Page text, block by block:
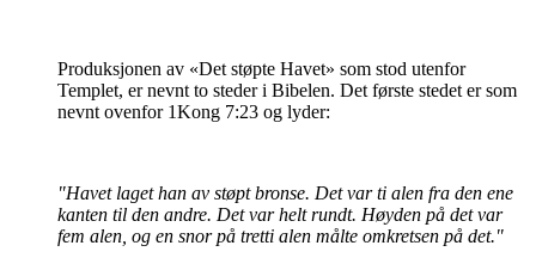
Produksjonen av «Det støpte Havet» som stod utenfor
Templet, er nevnt to steder i Bibelen. Det første stedet er som
nevnt ovenfor 1Kong 7:23 og lyder:
"Havet laget han av støpt bronse. Det var ti alen fra den ene
kanten til den andre. Det var helt rundt. Høyden på det var
fem alen, og en snor på tretti alen målte omkretsen på det."